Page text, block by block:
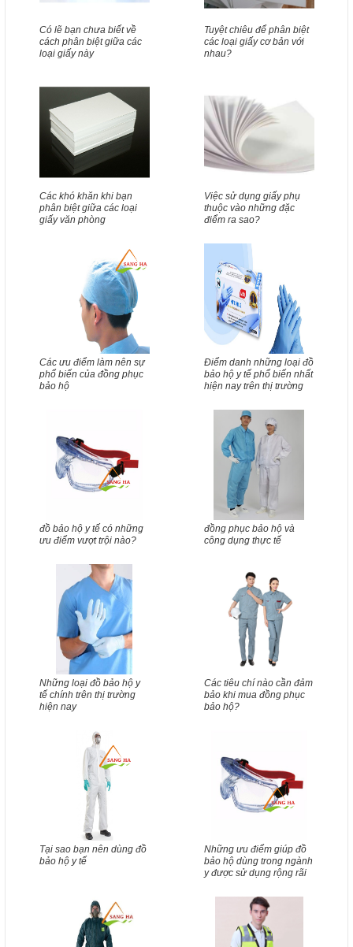
Có lẽ bạn chưa biết về
cách phân biệt giữa các
loại giấy này
Tuyệt chiêu để phân biệt
các loại giấy cơ bản với
nhau?
Các khó khăn khi bạn
phân biệt giữa các loại
giấy văn phòng
Việc sử dụng giấy phụ
thuộc vào những đặc
điểm ra sao?
Các ưu điểm làm nên sự
phổ biến của đồng phục
bảo hộ
Điểm danh những loại đồ
bảo hộ y tế phổ biến nhất
hiện nay trên thị trường
đồ bảo hộ y tế có những
ưu điểm vượt trội nào?
đồng phục bảo hộ và
công dụng thực tế
Những loại đồ bảo hộ y
tế chính trên thị trường
hiện nay
Các tiêu chí nào cần đảm
bảo khi mua đồng phục
bảo hộ?
Tại sao bạn nên dùng đồ
bảo hộ y tế
Những ưu điểm giúp đồ
bảo hộ dùng trong ngành
y được sử dụng rộng rãi